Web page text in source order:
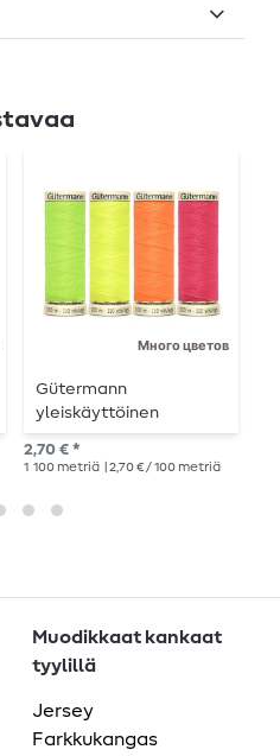
Много цветов
Gütermann
yleiskäyttöinen
ompelukone neon
100m
2,70 € *
1 100 metriä | 2,70 € / 100 metriä
Muodikkaat kankaat
tyylillä
Jersey
Farkkukangas